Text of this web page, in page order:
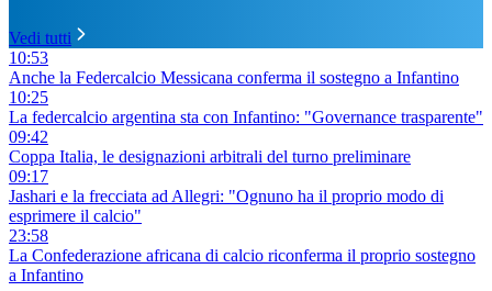
Vedi tutti
10:53
Anche la Federcalcio Messicana conferma il sostegno a Infantino
10:25
La federcalcio argentina sta con Infantino: "Governance trasparente"
09:42
Coppa Italia, le designazioni arbitrali del turno preliminare
09:17
Jashari e la frecciata ad Allegri: "Ognuno ha il proprio modo di
esprimere il calcio"
23:58
La Confederazione africana di calcio riconferma il proprio sostegno
a Infantino